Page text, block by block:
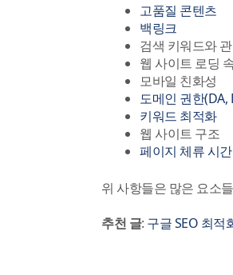
고품질 콘텐츠
백링크
검색 키워드와
웹 사이트 로딩
모바일 친화성
도메인 권한(DA,
키워드 최적화
웹 사이트 구조
페이지 체류 시
위 사항들은 많은 요소
추천 글: 구글 SEO 최적